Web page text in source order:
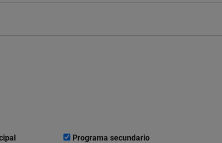
Programa secundario